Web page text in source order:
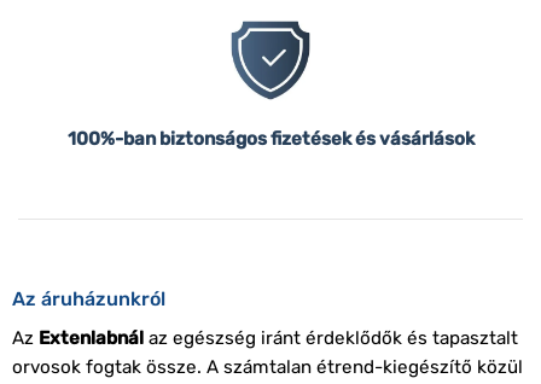
100%-ban biztonságos fizetések és vásárlások
Az áruházunkról
Az Extenlabnálaz egészség iránt érdeklődők és tapasztalt
orvosok fogtak össze. A számtalan étrend-kiegészítő közül